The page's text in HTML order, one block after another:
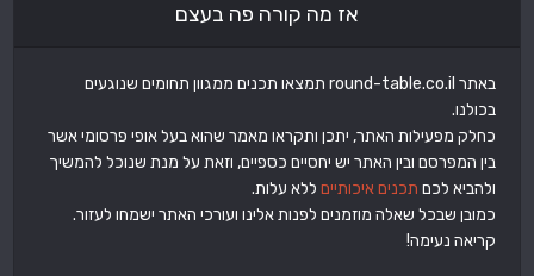
אז מה קורה פה בעצם
באתר round-table.co.il תמצאו תכנים ממגוון תחומים שנוגעים
בכולנו.
כחלק מפעילות האתר, יתכן ותקראו מאמר שהוא בעל אופי פרסומי אשר
בין המפרסם ובין האתר יש יחסיים כספיים, וזאת על מנת שנוכל להמשיך
ולהביא לכם תכנים איכותיים ללא עלות.
כמובן שבכל שאלה מוזמנים לפנות אלינו ועורכי האתר ישמחו לעזור.
קריאה נעימה!